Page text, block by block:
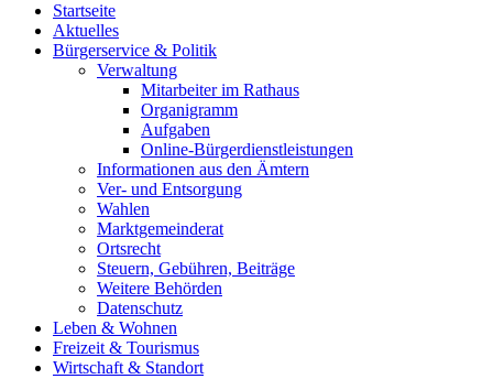
Startseite
Aktuelles
Bürgerservice & Politik
Verwaltung
Mitarbeiter im Rathaus
Organigramm
Aufgaben
Online-Bürgerdienstleistungen
Informationen aus den Ämtern
Ver- und Entsorgung
Wahlen
Marktgemeinderat
Ortsrecht
Steuern, Gebühren, Beiträge
Weitere Behörden
Datenschutz
Leben & Wohnen
Freizeit & Tourismus
Wirtschaft & Standort